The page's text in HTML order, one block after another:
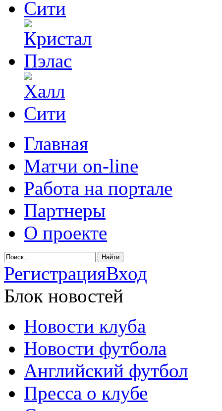
Главная
Матчи on-line
Работа на портале
Партнеры
О проекте
РегистрацияВход
Блок новостей
Новости клуба
Новости футбола
Английский футбол
Пресса о клубе